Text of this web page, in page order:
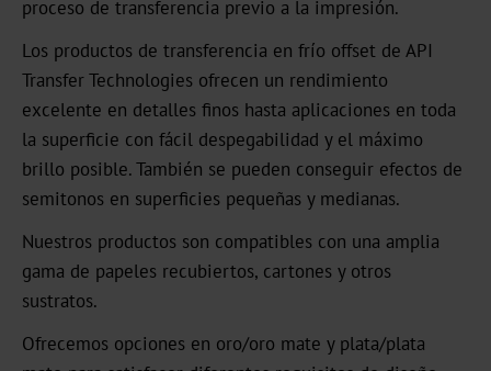
Portal
de
noticias
Productos
Estampación
en
caliente
proceso de transferencia previo a la impresión.
Los productos de transferencia en frío offset de API
Transfer Technologies ofrecen un rendimiento
excelente en detalles finos hasta aplicaciones en toda
la superficie con fácil despegabilidad y el máximo
brillo posible. También se pueden conseguir efectos de
semitonos en superficies pequeñas y medianas.
Nuestros productos son compatibles con una amplia
gama de papeles recubiertos, cartones y otros
sustratos.
Ofrecemos opciones en oro/oro mate y plata/plata